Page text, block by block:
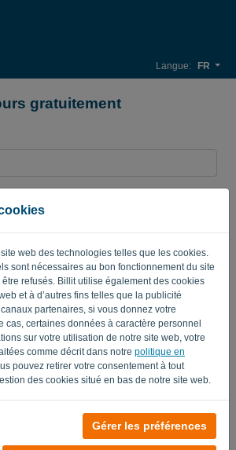
web des technologies telles que les cookies.
sont nécessaires au bon fonctionnement du site
refusés. Billit utilise également des cookies
et à d’autres fins telles que la publicité
partenaires, si vous donnez votre
cas, certaines données à caractère personnel
sur votre utilisation de notre site web, votre
comme décrit dans notre politique en
pouvez retirer votre consentement à tout
des cookies situé en bas de notre site web.
Gérer les préférences
Langue: FR
gratuitement
des mises à jour produit..
votre essai gratuit